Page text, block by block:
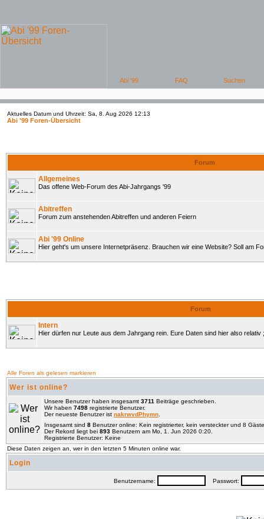
Aktuelles Datum und Uhrzeit: Sa, 8. Aug 2026 12:13
Abi '99 Foren-Übersicht
Forum
Allgemeines
Das offene Web-Forum des Abi-Jahrgangs '99
Abitreffen
Forum zum anstehenden Abitreffen und anderen Feiern
Abi '99 Online
Hier geht's um unsere Internetpräsenz. Brauchen wir eine Website? Soll am
Forum
Intern
Hier dürfen nur Leute aus dem Jahrgang rein. Eure Daten sind hier also relativ
Alle Foren als gelesen markieren
Wer ist online?
Unsere Benutzer haben insgesamt 3711 Beiträge geschrieben.
Wir haben 7498 registrierte Benutzer.
Der neueste Benutzer ist nakrwvdPhymn
Insgesamt sind 8 Benutzer online: Kein registrierter, kein versteckter und 8
Der Rekord liegt bei 893 Benutzern am Mo, 1. Jun 2026 0:20.
Registrierte Benutzer: Keine
Diese Daten zeigen an, wer in den letzten 5 Minuten online war.
Login
Benutzername: Passwort: